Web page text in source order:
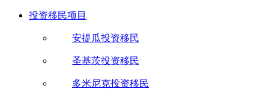
投资移民项目
安提瓜投资移民
圣基茨投资移民
多米尼克投资移民